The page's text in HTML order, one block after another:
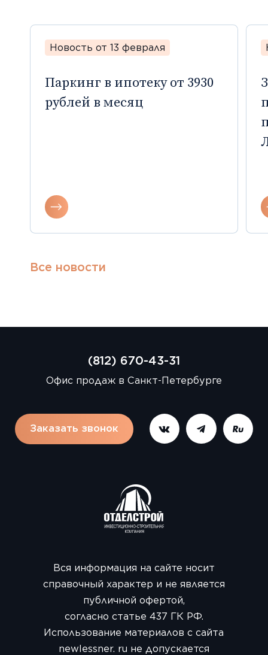
Новость от 13 февраля
Паркинг в ипотеку от 3930
рублей в месяц
Все новости
(812) 670-43-31
Офис продаж в Санкт-Петербурге
Заказать звонок
Вся информация на сайте носит
справочный характер и не является
публичной офертой,
согласно статье 437 ГК РФ.
Использование материалов с сайта
newlessner. ru не допускается